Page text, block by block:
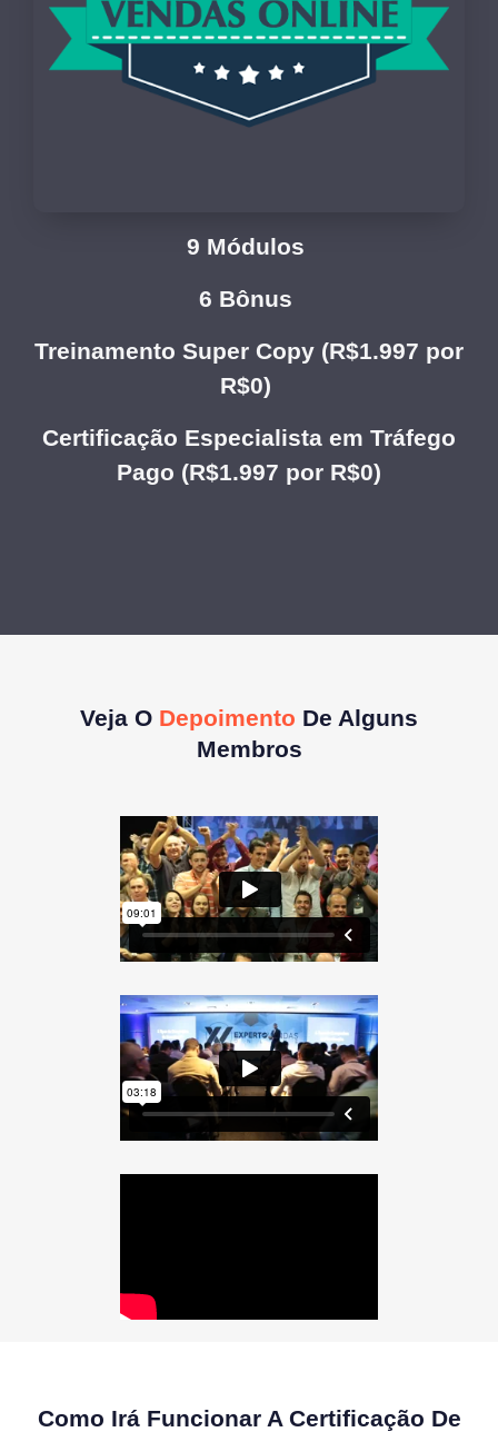
9 Módulos
6 Bônus
Treinamento Super Copy (R$1.997 por
R$0)
Certificação Especialista em Tráfego
Pago (R$1.997 por R$0)
Veja O Depoimento De Alguns
Membros
Como Irá Funcionar A Certificação De